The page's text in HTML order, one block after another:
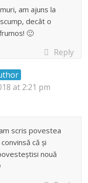
am ajuns la
decât o
🙂
Reply
at 2:21 pm
scris povestea
că și
nouă